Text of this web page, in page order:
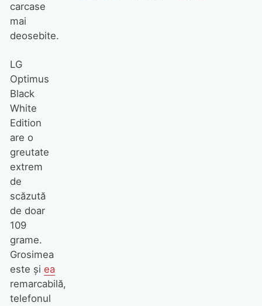
carcase
mai
deosebite.
LG
Optimus
Black
White
Edition
are o
greutate
extrem
de
scăzută
de doar
109
grame.
Grosimea
este şi ea
remarcabilă,
telefonul